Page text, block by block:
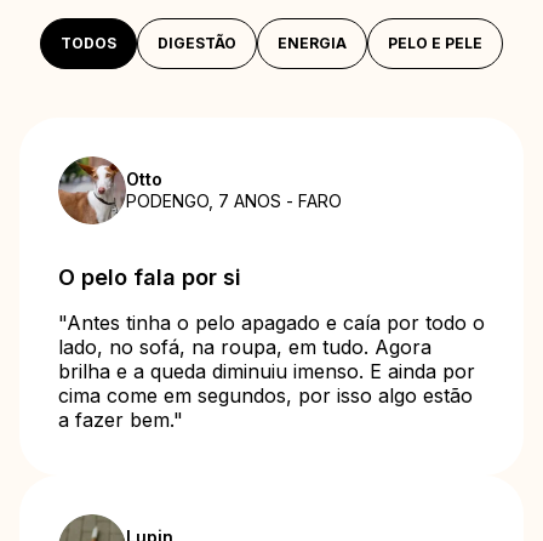
TODOS DIGESTÃO ENERGIA PELO E PELE
Otto
PODENGO, 7 ANOS - FARO
O pelo fala por si
"Antes tinha o pelo apagado e caía por todo o
lado, no sofá, na roupa, em tudo. Agora
brilha e a queda diminuiu imenso. E ainda por
cima come em segundos, por isso algo estão
a fazer bem."
Lupin